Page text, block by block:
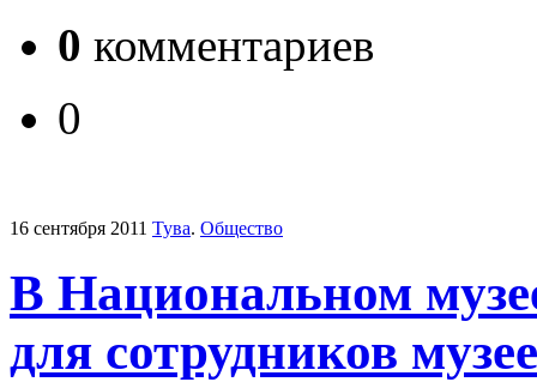
0 комментариев
0
16 сентября 2011 Тува. Общество
В Национальном
для сотрудников